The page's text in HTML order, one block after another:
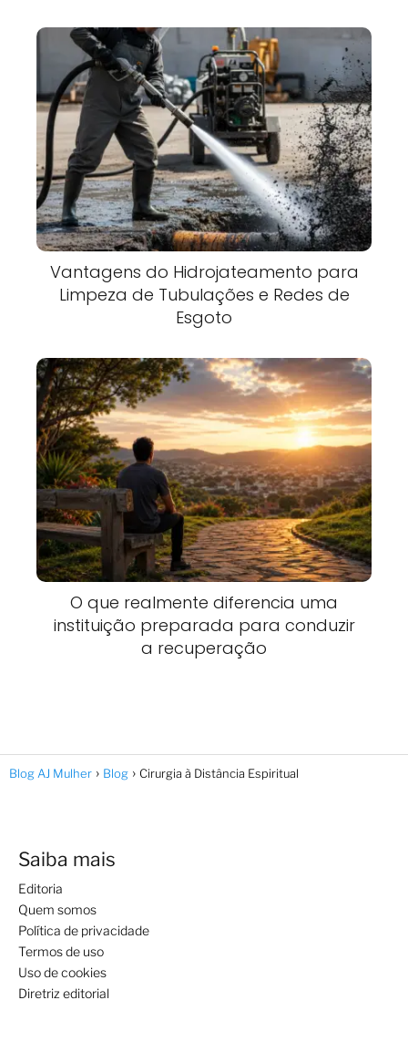
Vantagens do Hidrojateamento para
Limpeza de Tubulações e Redes de
Esgoto
O que realmente diferencia uma
instituição preparada para conduzir
a recuperação
Blog AJ Mulher Blog Cirurgia à Distância Espiritual
Saiba mais
Editoria
Quem somos
Política de privacidade
Termos de uso
Uso de cookies
Diretriz editorial